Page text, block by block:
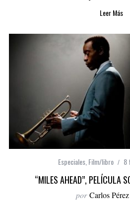
Leer Más
Especiales, Film/libro 8
“MILES AHEAD”, PELÍCULA
por Carlos